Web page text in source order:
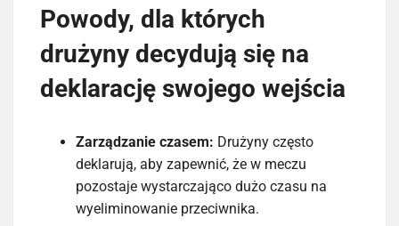
Powody, dla których
drużyny decydują się na
deklarację swojego wejścia
Zarządzanie czasem: Drużyny często
deklarują, aby zapewnić, że w meczu
pozostaje wystarczająco dużo czasu na
wyeliminowanie przeciwnika.